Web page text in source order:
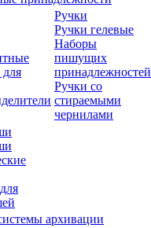
Ручки
Ручки гелевые
Наборы
пишущих
принадлежностей
Ручки со
стираемыми
чернилами
архивации